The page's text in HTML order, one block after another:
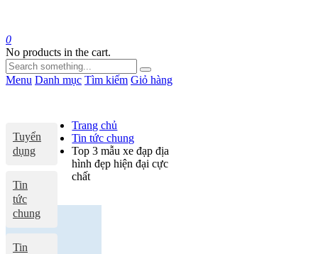
0
No products in the cart.
Menu Danh mục Tìm kiếm Giỏ hàng
Tuyển
dụng
Tin
tức
chung
Tin
Trang chủ
Tin tức chung
Top 3 mẫu xe đạp địa
hình đẹp hiện đại cực
chất